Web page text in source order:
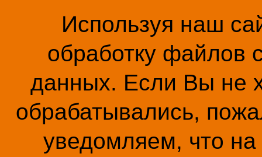
Используя наш
обработку файлов
данных. Если Вы не
обрабатывались,
уведомляем, что на